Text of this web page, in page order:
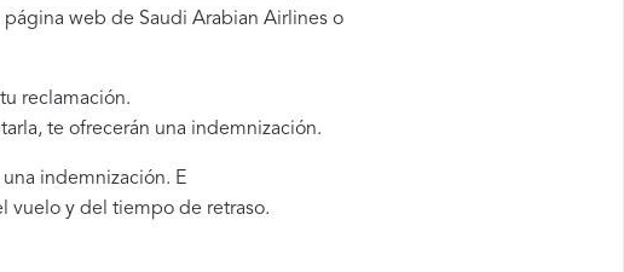
web de Saudi Arabian Airlines o
reclamación.
te ofrecerán una indemnización.
indemnización. E
vuelo y del tiempo de retraso.